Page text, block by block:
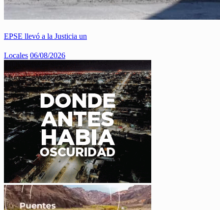
EPSE llevó a la Justicia un
Locales 06/08/2026